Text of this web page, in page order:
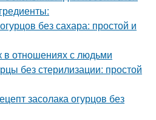
без сахара: простой и
в отношениях с людьми
без стерилизации: простой
засолака огурцов без